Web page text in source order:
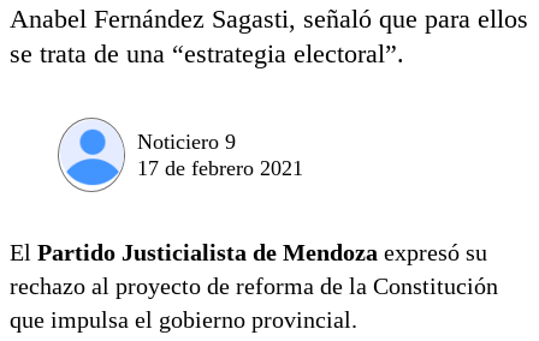
Anabel Fernández Sagasti, señaló que para ellos
se trata de una “estrategia electoral”.
Noticiero 9
17 de febrero 2021
El Partido Justicialista de Mendoza expresó su
rechazo al proyecto de reforma de la Constitución
que impulsa el gobierno provincial.